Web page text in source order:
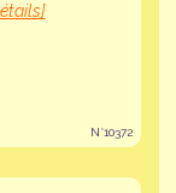
N°10372